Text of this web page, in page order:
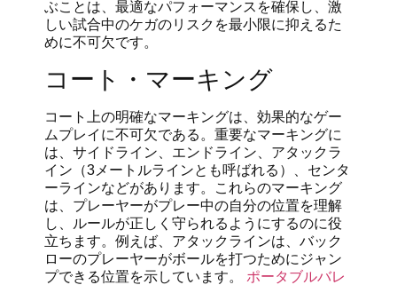
ぶことは、最適なパフォーマンスを確保し、激
しい試合中のケガのリスクを最小限に抑えるた
めに不可欠です。
コート・マーキング
コート上の明確なマーキングは、効果的なゲー
ムプレイに不可欠である。重要なマーキングに
は、サイドライン、エンドライン、アタックラ
イン（3メートルラインとも呼ばれる）、センタ
ーラインなどがあります。これらのマーキング
は、プレーヤーがプレー中の自分の位置を理解
し、ルールが正しく守られるようにするのに役
立ちます。例えば、アタックラインは、バック
ローのプレーヤーがボールを打つためにジャン
プできる位置を示しています。 ポータブルバレ